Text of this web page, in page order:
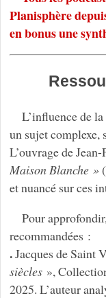
Planisphère
en bonus une
L’influence de
un sujet complexe,
L’ouvrage de
Maison Blanche »
et nuancé sur ces
Pour
recommandées :
.Jacques de Saint
siècles»,
2025. L’auteur